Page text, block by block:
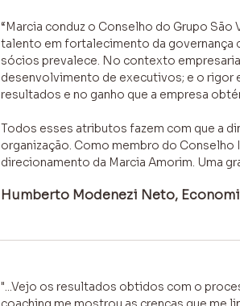
“Marcia conduz o Conselho do Grupo
talento em fortalecimento da governança
sócios prevalece. No contexto
desenvolvimento de executivos; e o rigor
resultados e no ganho que a empresa
Todos esses atributos fazem com que a
organização. Como membro do
direcionamento da Marcia Amorim. Uma
Humberto Modenezi Neto,
"...Vejo os resultados obtidos com o